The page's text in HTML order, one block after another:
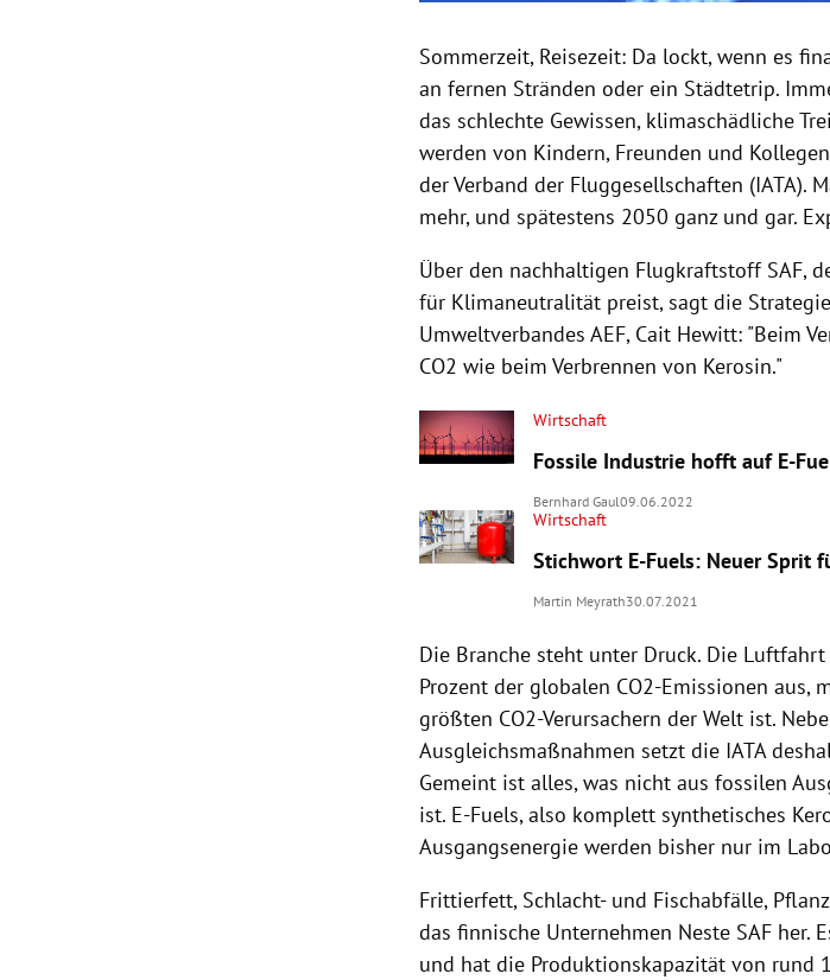
Sommerzeit, Reisezeit: Da lockt, wenn es
an fernen Stränden oder ein Städtetrip.
das schlechte Gewissen, klimaschädliche
werden von Kindern, Freunden und
der Verband der Fluggesellschaften (IATA).
mehr, und spätestens 2050 ganz und gar.
Über den nachhaltigen Flugkraftstoff SAF,
für Klimaneutralität preist, sagt die
Umweltverbandes AEF, Cait Hewitt: "Beim
CO2 wie beim Verbrennen von Kerosin."
Wirtschaft
Fossile Industrie hofft auf E-
Bernhard Gaul09.06.2022
Wirtschaft
Stichwort E-Fuels: Neuer Sprit
Martin Meyrath30.07.2021
Die Branche steht unter Druck. Die
Prozent der globalen CO2-Emissionen aus,
größten CO2-Verursachern der Welt ist.
Ausgleichsmaßnahmen setzt die IATA
Gemeint ist alles, was nicht aus fossilen
ist. E-Fuels, also komplett synthetisches
Ausgangsenergie werden bisher nur im
Frittierfett, Schlacht- und Fischabfälle,
das finnische Unternehmen Neste SAF her.
und hat die Produktionskapazität von rund